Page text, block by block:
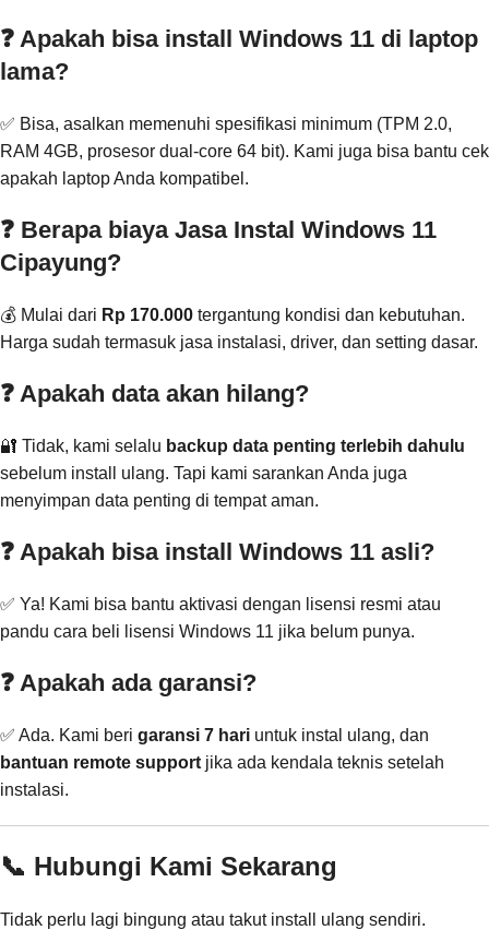
❓ Apakah bisa install Windows 11 di laptop
lama?
✅ Bisa, asalkan memenuhi spesifikasi minimum (TPM 2.0,
RAM 4GB, prosesor dual-core 64 bit). Kami juga bisa bantu cek
apakah laptop Anda kompatibel.
❓ Berapa biaya Jasa Instal Windows 11
Cipayung?
💰 Mulai dari Rp 170.000 tergantung kondisi dan kebutuhan.
Harga sudah termasuk jasa instalasi, driver, dan setting dasar.
❓ Apakah data akan hilang?
🔐 Tidak, kami selalu backup data penting terlebih dahulu
sebelum install ulang. Tapi kami sarankan Anda juga
menyimpan data penting di tempat aman.
❓ Apakah bisa install Windows 11 asli?
✅ Ya! Kami bisa bantu aktivasi dengan lisensi resmi atau
pandu cara beli lisensi Windows 11 jika belum punya.
❓ Apakah ada garansi?
✅ Ada. Kami beri garansi 7 hari untuk instal ulang, dan
bantuan remote support jika ada kendala teknis setelah
instalasi.
📞 Hubungi Kami Sekarang
Tidak perlu lagi bingung atau takut install ulang sendiri.